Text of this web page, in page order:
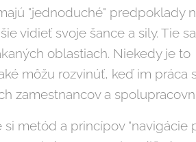
"jednoduché" predpoklady
vidieť svoje šance a sily. Tie sa
oblastiach. Niekedy je to
môžu rozvinúť, keď im práca
zamestnancov a
metód a princípov "navigácie